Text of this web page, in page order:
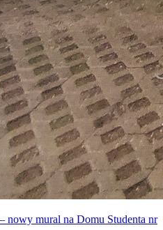
nowy mural na Domu Studenta nr